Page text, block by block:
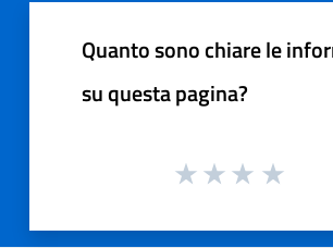
Quanto sono chiare le
su questa pagina?